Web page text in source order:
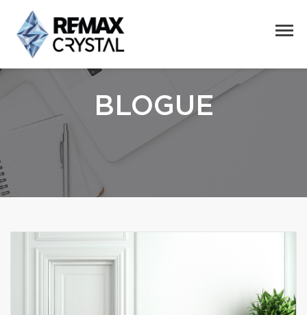
BLOGUE